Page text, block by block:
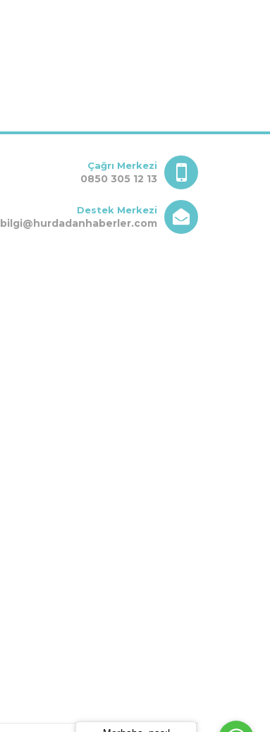
Çağrı Merkezi
0850 305 12 13
Destek Merkezi
bilgi@hurdadanhaberler.com